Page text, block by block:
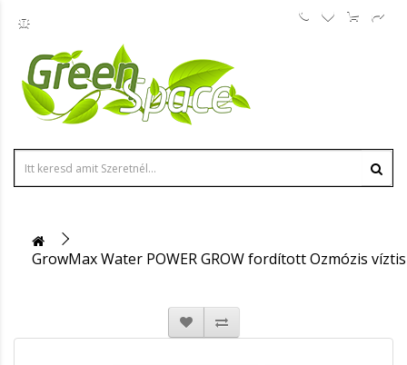
GrowMax Water POWER GROW fordított Ozmózis